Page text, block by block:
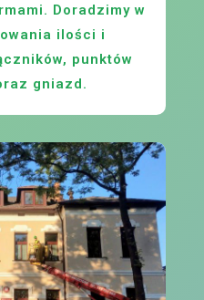
Doradzimy w
ilości i
punktów
gniazd.